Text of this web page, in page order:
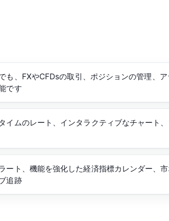
も、FXやCFDsの取引、ポジションの管理、
です
イムのレート、インタラクティブなチャート
ート、機能を強化した経済指標カレンダー、
追跡